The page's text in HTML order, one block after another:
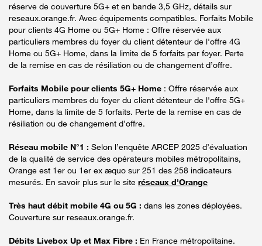
réserve de couverture 5G+ et en bande 3,5 GHz, détails sur
reseaux.orange.fr. Avec équipements compatibles. Forfaits Mobile
pour clients 4G Home ou 5G+ Home : Offre réservée aux
particuliers membres du foyer du client détenteur de l'offre 4G
Home ou 5G+ Home, dans la limite de 5 forfaits par foyer. Perte
de la remise en cas de résiliation ou de changement d’offre.
Forfaits Mobile pour clients 5G+ Home : Offre réservée aux
particuliers membres du foyer du client détenteur de l'offre 5G+
Home, dans la limite de 5 forfaits. Perte de la remise en cas de
résiliation ou de changement d’offre.
Réseau mobile N°1 : Selon l’enquête ARCEP 2025 d’évaluation
de la qualité de service des opérateurs mobiles métropolitains,
Orange est 1er ou 1er ex æquo sur 251 des 258 indicateurs
mesurés. En savoir plus sur le site réseaux d'Orange
Très haut débit mobile 4G ou 5G : dans les zones déployées.
Couverture sur reseaux.orange.fr.
Débits Livebox Up et Max Fibre : En France métropolitaine.